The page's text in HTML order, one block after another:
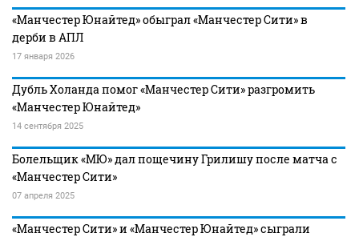
«Манчестер Юнайтед» обыграл «Манчестер Сити» в
дерби в АПЛ
17 января 2026
Дубль Холанда помог «Манчестер Сити» разгромить
«Манчестер Юнайтед»
14 сентября 2025
Болельщик «МЮ» дал пощечину Грилишу после матча с
«Манчестер Сити»
07 апреля 2025
«Манчестер Сити» и «Манчестер Юнайтед» сыграли